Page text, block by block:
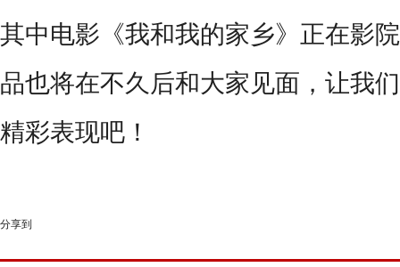
其中电影《我和我的家乡》正在影
品也将在不久后和大家见面，让我
精彩表现吧！
分享到